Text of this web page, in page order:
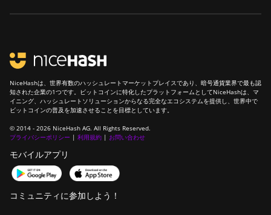
NiceHashは、世界有数のハッシュレートマーケットプレイスであり、暗号通貨業界で最も認
知された企業の1つです。ビットコインに特化したプラットフォームとしてNiceHashは、マ
イニング、ハッシュレートソリューションからなる完全なエコシステムを提供し、世界中で
ビットコインの普及を加速させることを目標としています。
© 2014 - 2026 NiceHash AG. All Rights Reserved.
プライバシーポリシー | 利用規約 | お問い合わせ
モバイルアプリ
コミュニティに参加しよう！